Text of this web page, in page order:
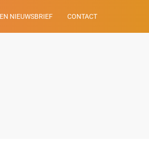
NIEUWSBRIEF CONTACT